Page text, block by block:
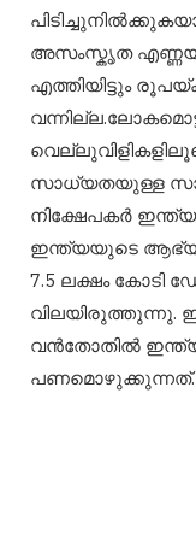
അസംസ്കൃത
എത്തിയിട്ടും
സാധ്യതയുള്ള
നിക്ഷേപകര്‍
ഇന്ത്യയുടെ
7.5 ലക്ഷം കോടി
വിലയിരുത്തുന്നു.
വന്‍തോതില്‍
പണമൊഴുക്കുന്നത്.